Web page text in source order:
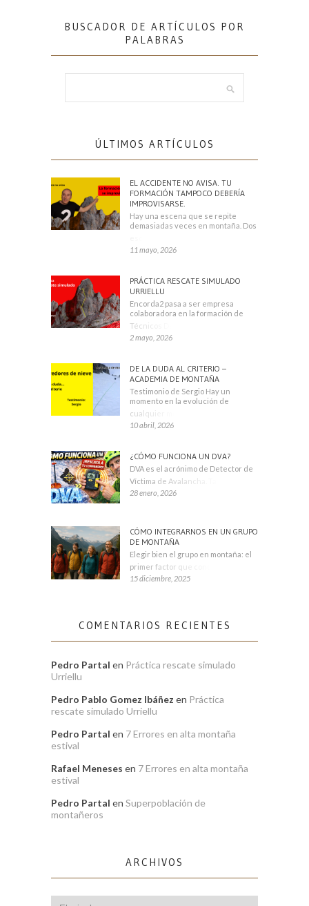
BUSCADOR DE ARTÍCULOS POR
PALABRAS
ÚLTIMOS ARTÍCULOS
EL ACCIDENTE NO AVISA. TU
FORMACIÓN TAMPOCO DEBERÍA
IMPROVISARSE.
Hay una escena que se repite
demasiadas veces en montaña. Dos
11 mayo, 2026
PRÁCTICA RESCATE SIMULADO
URRIELLU
Encorda2 pasa a ser empresa
colaboradora en la formación de
Técnicos Deportivos
2 mayo, 2026
DE LA DUDA AL CRITERIO –
ACADEMIA DE MONTAÑA
Testimonio de Sergio Hay un
momento en la evolución de
cualquier montañero
10 abril, 2026
¿CÓMO FUNCIONA UN DVA?
DVA es el acrónimo de Detector de
Víctima de Avalancha. También se
28 enero, 2026
CÓMO INTEGRARNOS EN UN GRUPO
DE MONTAÑA
Elegir bien el grupo en montaña: el
primer factor que condiciona tu
15 diciembre, 2025
COMENTARIOS RECIENTES
Pedro Partal en Práctica rescate simulado
Urriellu
Pedro Pablo Gomez Ibáñez en Práctica
rescate simulado Urriellu
Pedro Partal en 7 Errores en alta montaña
estival
Rafael Meneses en 7 Errores en alta montaña
estival
Pedro Partal en Superpoblación de
montañeros
ARCHIVOS